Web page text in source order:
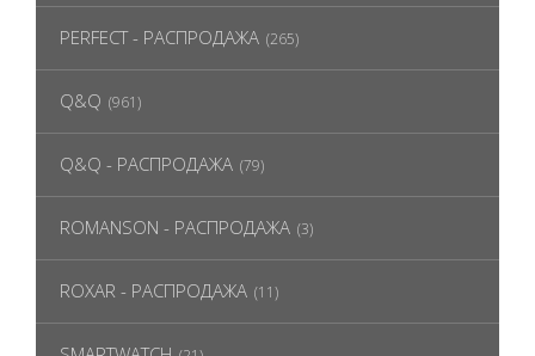
PERFECT - РАСПРОДАЖА (265)
Q&Q (961)
Q&Q - РАСПРОДАЖА (79)
ROMANSON - РАСПРОДАЖА (3)
ROXAR - РАСПРОДАЖА (11)